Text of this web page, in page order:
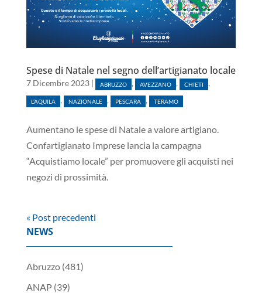
Spese di Natale nel segno dell’artigianato locale
7 Dicembre 2023| ABRUZZO , AVEZZANO , CHIETI ,
L’AQUILA , NAZIONALE , PESCARA , TERAMO
Aumentano le spese di Natale a valore artigiano.
Confartigianato Imprese lancia la campagna
“Acquistiamo locale” per promuovere gli acquisti nei
negozi di prossimità.
« Post precedenti
NEWS
Abruzzo(481)
ANAP(39)